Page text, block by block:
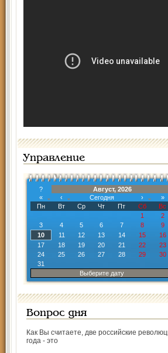
Управление
?
Август, 2026
«
‹ Сегодня ›
»
Пн
Вт Ср Чт Пт Сб
Вс
1
2
3
4 5 6 7 8
9
10
11 12 13 14 15
16
17
18 19 20 21 22
23
24
25 26 27 28 29
30
31
Выберите дату
Вопрос дня
Как Вы считаете, две российские
года - это